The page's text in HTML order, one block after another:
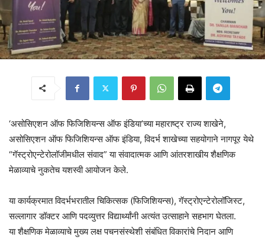
‘असोसिएशन ऑफ फिजिशियन्स ऑफ इंडिया’च्या महाराष्ट्र राज्य शाखेने,
असोसिएशन ऑफ फिजिशियन्स ऑफ इंडिया, विदर्भ शाखेच्या सहयोगाने नागपूर येथे
“गॅस्ट्रोएन्टेरोलॉजीमधील संवाद” या संवादात्मक आणि आंतरशाखीय शैक्षणिक
मेळाव्याचे नुकतेच यशस्वी आयोजन केले.
या कार्यक्रमात विदर्भभरातील चिकित्सक (फिजिशियन्स), गॅस्ट्रोएन्टेरोलॉजिस्ट,
सल्लागार डॉक्टर आणि पदव्युत्तर विद्यार्थ्यांनी अत्यंत उत्साहाने सहभाग घेतला.
या शैक्षणिक मेळाव्याचे मुख्य लक्ष पचनसंस्थेशी संबंधित विकारांचे निदान आणि